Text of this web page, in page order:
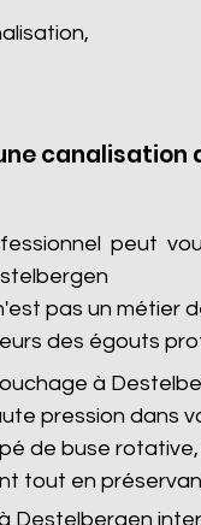
canalisation
peut
pas un métier
des égouts
à
pression dans
de buse
tout en
Destelbergen